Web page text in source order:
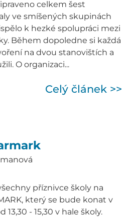
celkem šest
ve smíšených skupinách
k hezké spolupráci mezi
Během dopoledne si každá
na dvou stanovištích a
O organizaci...
Celý článek >>
příznivce školy na
který se bude konat v
13,30 - 15,30 v hale školy.